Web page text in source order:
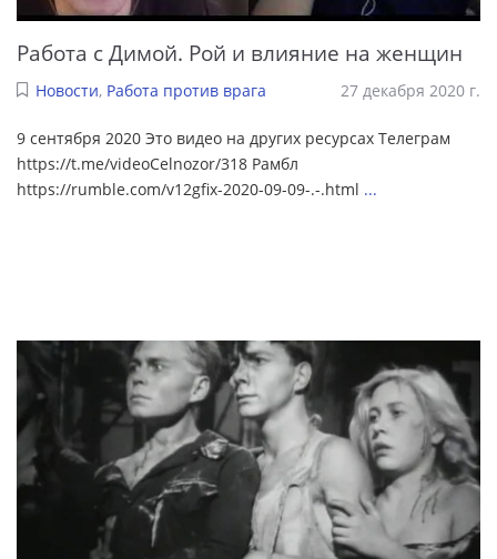
Работа с Димой. Рой и влияние на женщин
Новости, Работа против врага 27 декабря 2020 г.
9 сентября 2020 Это видео на других ресурсах Телеграм
https://t.me/videoCelnozor/318 Рамбл
https://rumble.com/v12gfix-2020-09-09-.-.html ...